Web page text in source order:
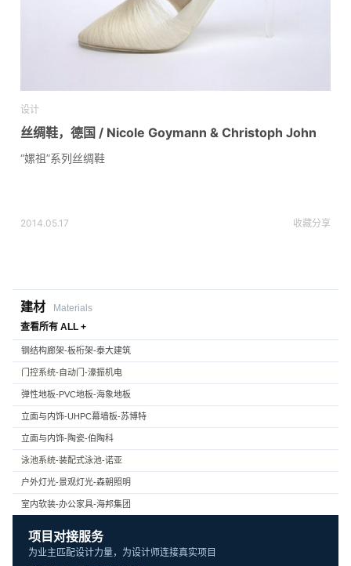
设计
丝绸鞋，德国 / Nicole Goymann & Christoph John
“嫘祖”系列丝绸鞋
2014.05.17 收藏分享
建材
Materials
查看所有 ALL +
钢结构廊架-板桁架-泰大建筑
门控系统-自动门-濠振机电
弹性地板-PVC地板-海象地板
立面与内饰-UHPC幕墙板-苏博特
立面与内饰-陶瓷-伯陶科
泳池系统-装配式泳池-诺亚
户外灯光-景观灯光-森朝照明
室内软装-办公家具-海邦集团
项目对接服务
为业主匹配设计力量，为设计师连接真实项目